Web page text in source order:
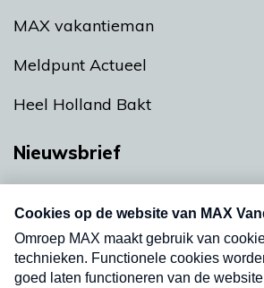
MAX vakantieman
Meldpunt Actueel
Heel Holland Bakt
Nieuwsbrief
nieuwsbrief. Elke vrijdag- en
uw mailbox.